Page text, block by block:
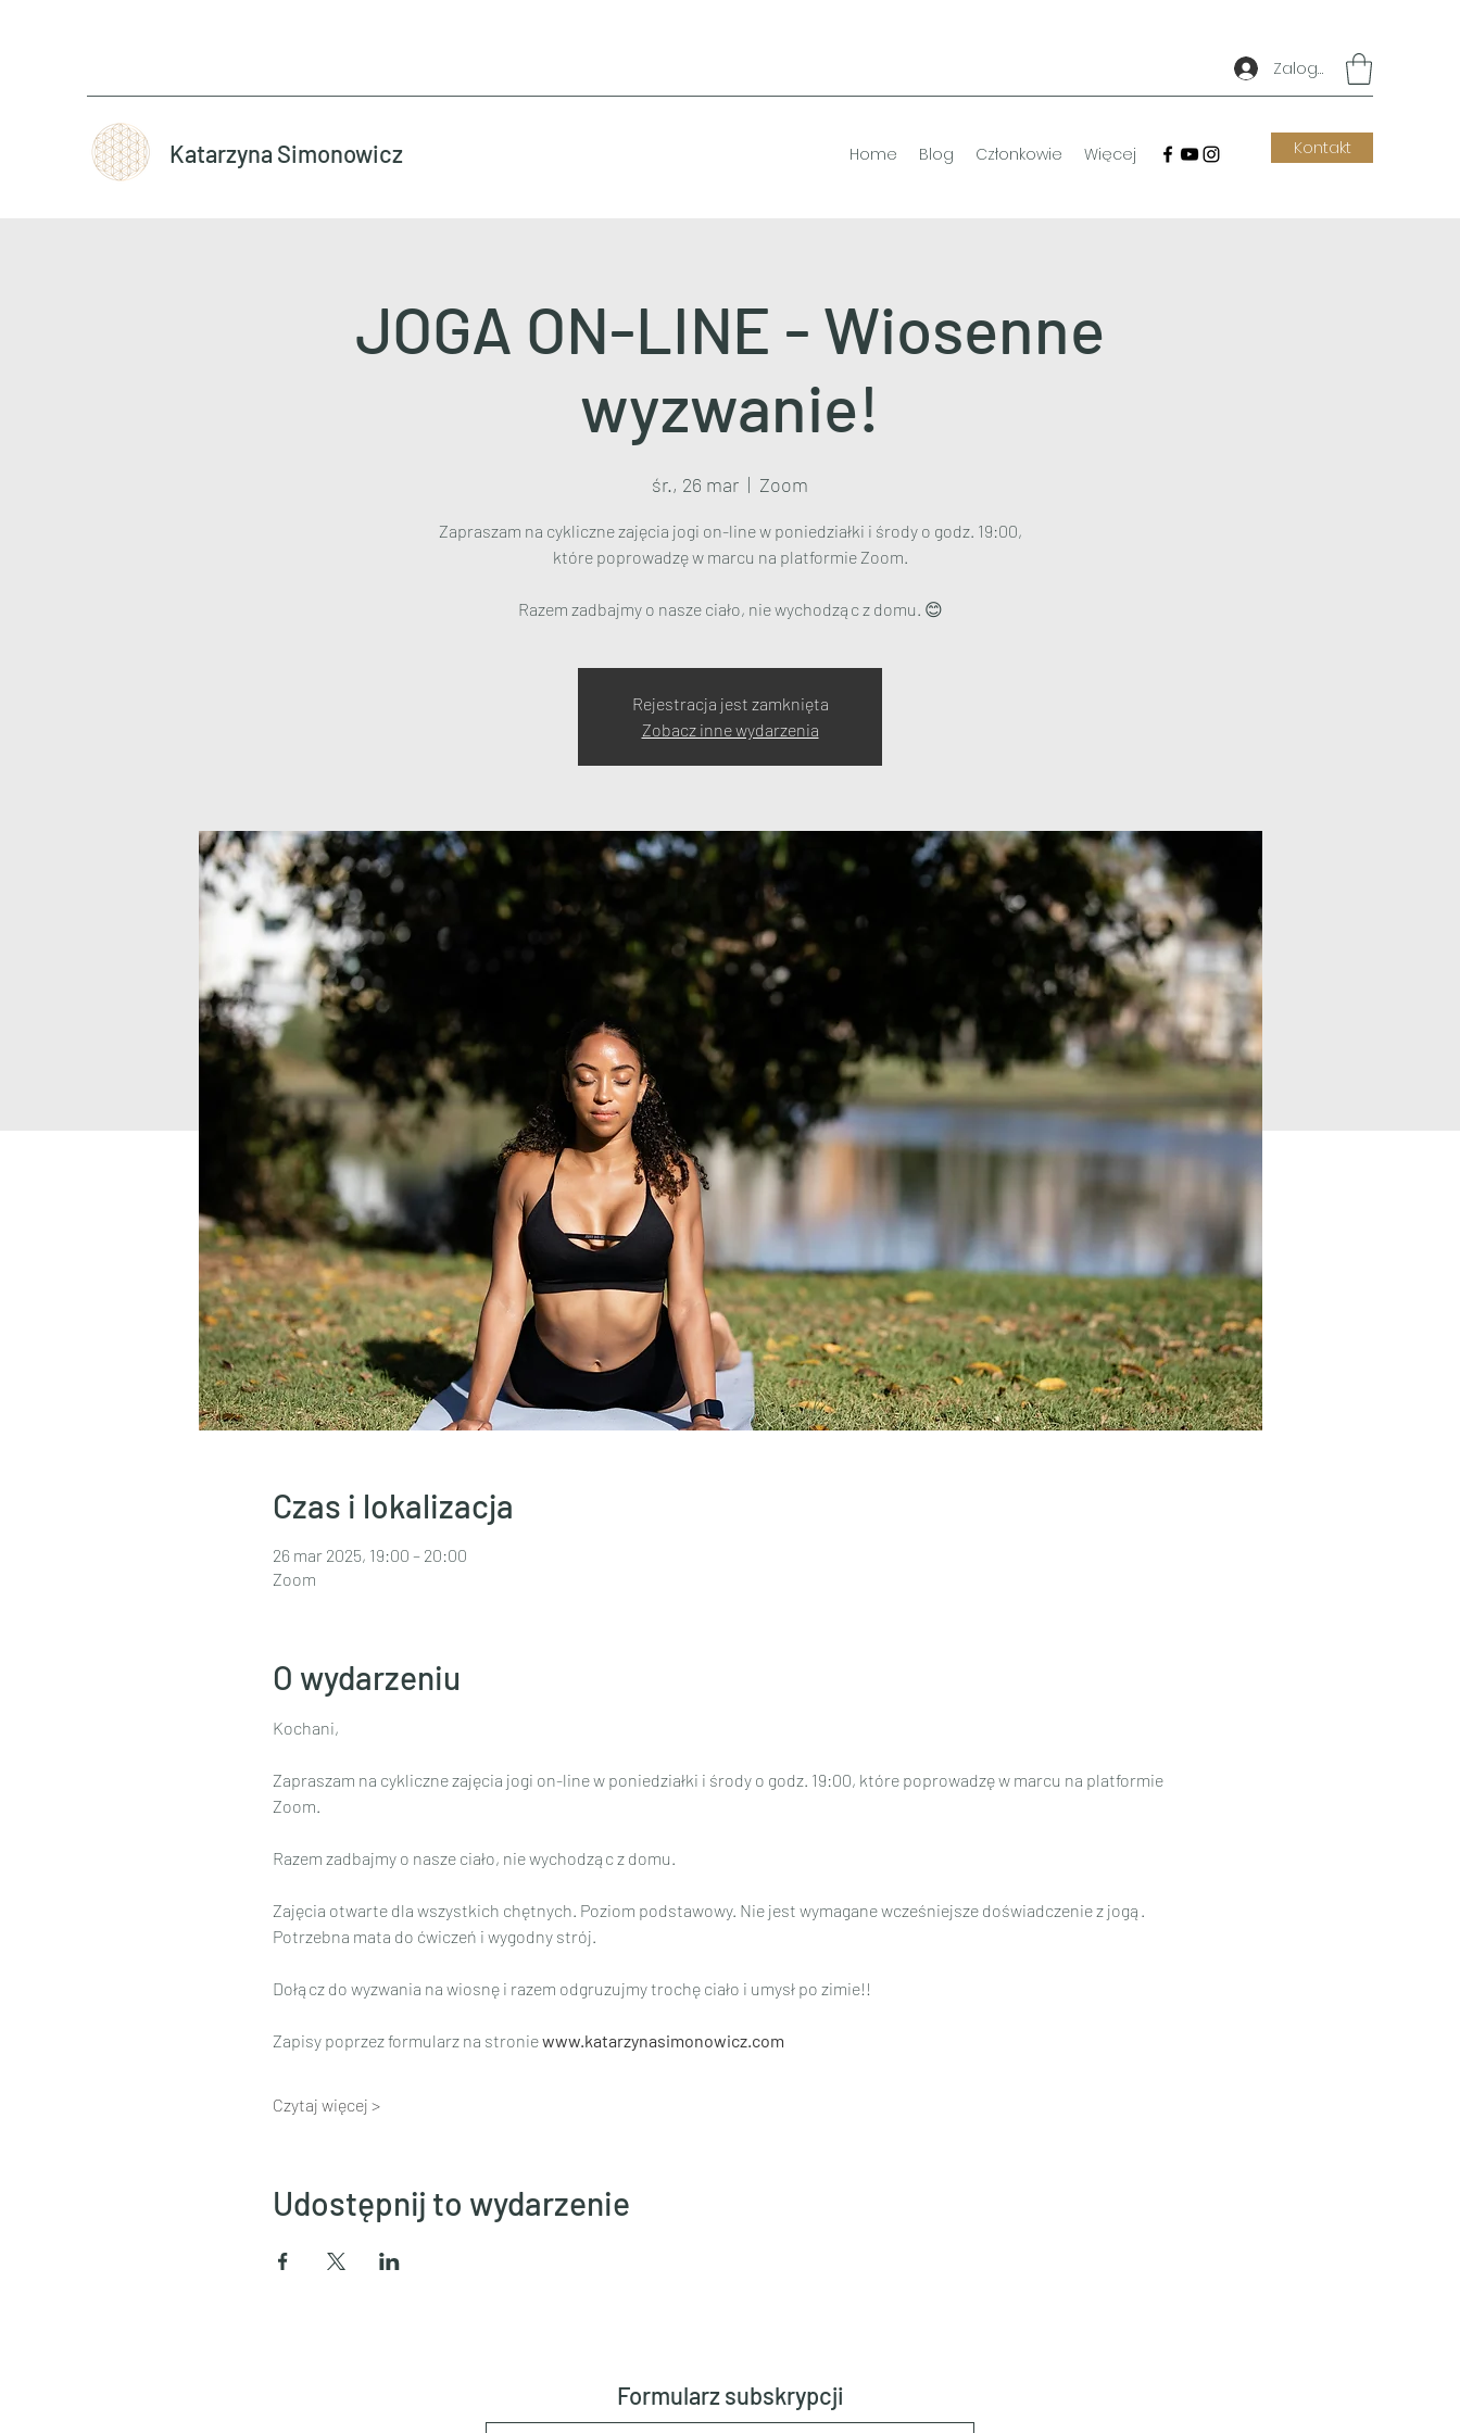
Zaloguj się
Katarzyna Simonowicz Home Blog Członkowie Więcej Kontakt
JOGA ON-LINE - Wiosenne
wyzwanie!
śr., 26 mar
  |
Zoom
Zapraszam na cykliczne zajęcia jogi on-line w poniedziałki i środy o godz. 19:00,
które poprowadzę w marcu na platformie Zoom.
Razem zadbajmy o nasze ciało, nie wychodząc z domu. 😊
Rejestracja jest zamknięta
Zobacz inne wydarzenia
Czas i lokalizacja
26 mar 2025, 19:00 – 20:00
Zoom
O wydarzeniu
Kochani,
Zapraszam na cykliczne zajęcia jogi on-line w poniedziałki i środy o godz. 19:00, które poprowadzę w marcu na platformie
Zoom.
Razem zadbajmy o nasze ciało, nie wychodząc z domu.
Zajęcia otwarte dla wszystkich chętnych. Poziom podstawowy. Nie jest wymagane wcześniejsze doświadczenie z jogą.
Potrzebna mata do ćwiczeń i wygodny strój.
Dołącz do wyzwania na wiosnę i razem odgruzujmy trochę ciało i umysł po zimie!!
Zapisy poprzez formularz na stronie www.katarzynasimonowicz.com
Czytaj więcej >
Udostępnij to wydarzenie
Formularz subskrypcji